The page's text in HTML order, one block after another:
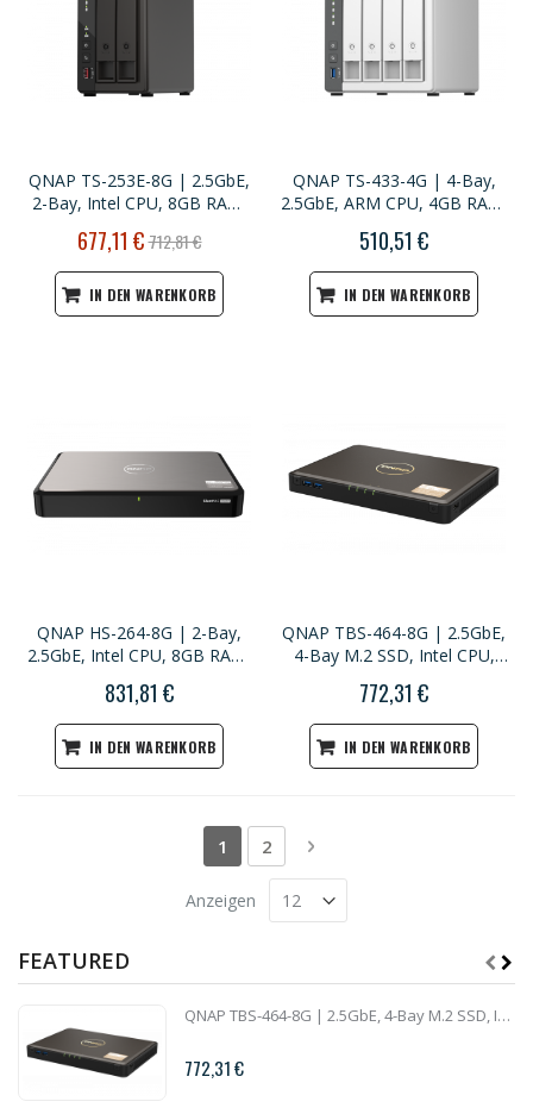
QNAP TS-253E-8G | 2.5GbE,
2-Bay, Intel CPU, 8GB RAM,
NAS
Sonderpreis
677,11 €712,81 €
IN DEN WARENKORB
QNAP TS-433-4G | 4-Bay,
2.5GbE, ARM CPU, 4GB RAM,
510,51 €
IN DEN WARENKORB
QNAP HS-264-8G | 2-Bay,
2.5GbE, Intel CPU, 8GB RAM,
831,81 €
IN DEN WARENKORB
QNAP TBS-464-8G | 2.5GbE,
4-Bay M.2 SSD, Intel CPU,
Multimedia NAS
772,31 €
IN DEN WARENKORB
Seite
Sie lesen gerade die Seite
1 Seite
2 Seite
Weiter
Anzeigen
FEATURED
QNAP TBS-464-8G | 2.5GbE, 4-Bay M.2 SSD, Intel CPU, 8GB RAM, HDMI 2.0, Set-Top Multimedia NAS
772,31 €